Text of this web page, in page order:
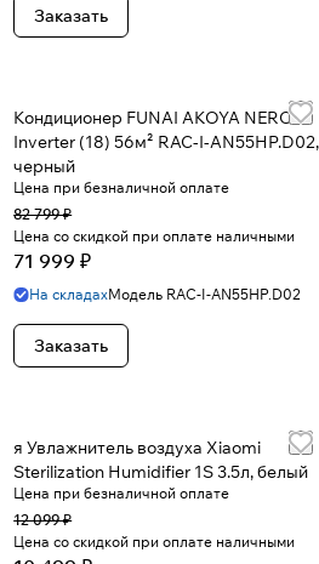
Заказать
Кондиционер FUNAI AKOYA NERO
Inverter (18) 56м² RAC-I-AN55HP.D02,
черный
Цена при безналичной оплате
82 799 ₽
Цена со скидкой при оплате наличными
71 999 ₽
На складахМодель RAC-I-AN55HP.D02
Заказать
я Увлажнитель воздуха Xiaomi
Sterilization Humidifier 1S 3.5л, белый
Цена при безналичной оплате
12 099 ₽
Цена со скидкой при оплате наличными